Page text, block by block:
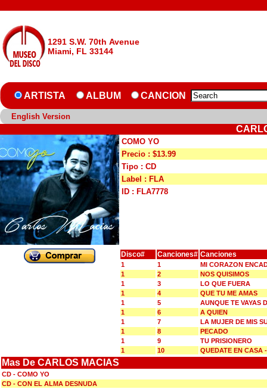
1291 S.W. 70th Avenue
Miami, FL 33144
ARTISTA ALBUM CANCION
English Version
COMO YO
Precio : $13.99
Tipo : CD
Label : FLA
ID : FLA7778
Disco# Canciones# Canciones
1 1
MI CORAZON
1
2
NOS QUISIMOS
1
3
LO QUE FUERA
1
4
QUE TU ME AMAS
1
5
AUNQUE TE VAYAS
1
6
A QUIEN
1
7
LA MUJER DE MIS
1
8
PECADO
1
9
TU PRISIONERO
1
10 QUEDATE EN CASA
Mas De CARLOS MACIAS
CD - COMO YO
CD - CON EL ALMA DESNUDA